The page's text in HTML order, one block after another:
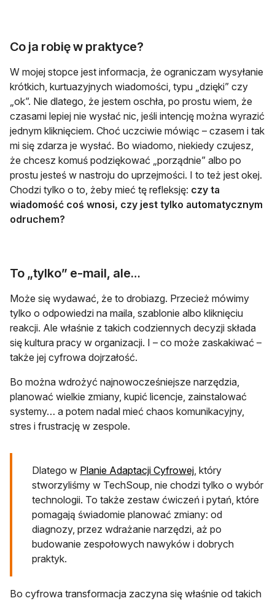
Co ja robię w praktyce?
W mojej stopce jest informacja, że ograniczam wysyłanie
krótkich, kurtuazyjnych wiadomości, typu „dzięki” czy
„ok”. Nie dlatego, że jestem oschła, po prostu wiem, że
czasami lepiej nie wysłać nic, jeśli intencję można wyrazić
jednym kliknięciem. Choć uczciwie mówiąc – czasem i tak
mi się zdarza je wysłać. Bo wiadomo, niekiedy czujesz,
że chcesz komuś podziękować „porządnie” albo po
prostu jesteś w nastroju do uprzejmości. I to też jest okej.
Chodzi tylko o to, żeby mieć tę refleksję: czy ta
wiadomość coś wnosi, czy jest tylko automatycznym
odruchem?
To „tylko” e-mail, ale…
Może się wydawać, że to drobiazg. Przecież mówimy
tylko o odpowiedzi na maila, szablonie albo kliknięciu
reakcji. Ale właśnie z takich codziennych decyzji składa
się kultura pracy w organizacji. I – co może zaskakiwać –
także jej cyfrowa dojrzałość.
Bo można wdrożyć najnowocześniejsze narzędzia,
planować wielkie zmiany, kupić licencje, zainstalować
systemy… a potem nadal mieć chaos komunikacyjny,
stres i frustrację w zespole.
Dlatego w Planie Adaptacji Cyfrowejotwiera się w
, który
stworzyliśmy w TechSoup, nie chodzi tylko o wybór
technologii. To także zestaw ćwiczeń i pytań, które
pomagają świadomie planować zmiany: od
diagnozy, przez wdrażanie narzędzi, aż po
budowanie zespołowych nawyków i dobrych
praktyk.
Bo cyfrowa transformacja zaczyna się właśnie od takich